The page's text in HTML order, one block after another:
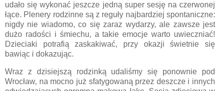
udało się wykonać jeszcze jedną super sesję na czerwonej
łące. Plenery rodzinne są z reguły najbardziej spontaniczne:
nigdy nie wiadomo, co się zaraz wydarzy, ale zawsze jest
dużo radości i śmiechu, a takie emocje warto uwieczniać!
Dzieciaki potrafią zaskakiwać, przy okazji świetnie się
bawiąc i dokazując.
Wraz z dzisiejszą rodzinką udaliśmy się ponownie pod
Wrocław, na mocno już sfatygowaną przez deszcze i innych